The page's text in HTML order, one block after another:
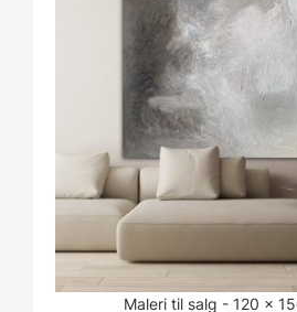
Maleri til salg - 120 x